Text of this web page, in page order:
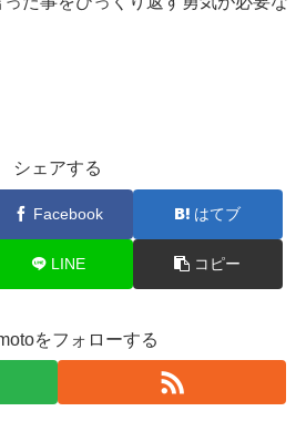
シェアする
Facebook はてブ
LINE コピー
をフォローする